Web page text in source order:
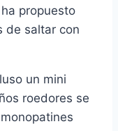
propuesto
de saltar con
un mini
roedores se